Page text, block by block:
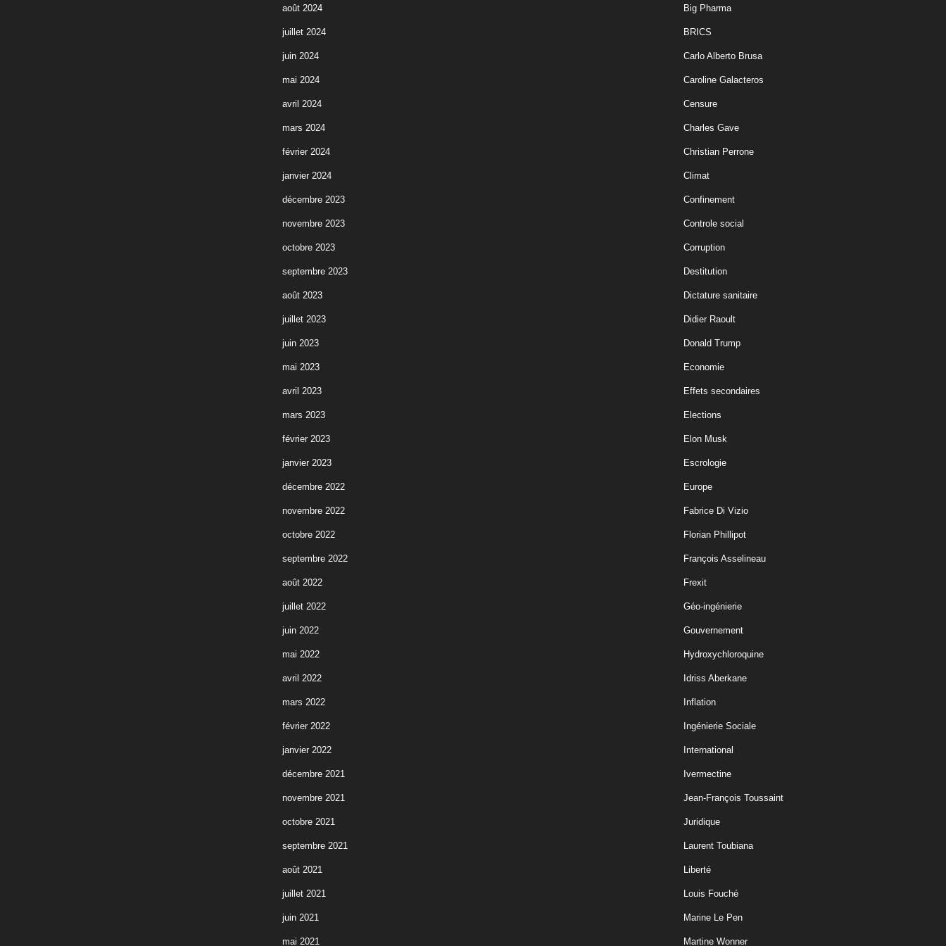
août 2024
juillet 2024
juin 2024
mai 2024
avril 2024
mars 2024
février 2024
janvier 2024
décembre 2023
novembre 2023
octobre 2023
septembre 2023
août 2023
juillet 2023
juin 2023
mai 2023
avril 2023
mars 2023
février 2023
janvier 2023
décembre 2022
novembre 2022
octobre 2022
septembre 2022
août 2022
juillet 2022
juin 2022
mai 2022
avril 2022
mars 2022
février 2022
janvier 2022
décembre 2021
novembre 2021
octobre 2021
septembre 2021
août 2021
juillet 2021
juin 2021
mai 2021
Big Pharma
BRICS
Carlo Alberto Brusa
Caroline Galacteros
Censure
Charles Gave
Christian Perrone
Climat
Confinement
Controle social
Corruption
Destitution
Dictature sanitaire
Didier Raoult
Donald Trump
Economie
Effets secondaires
Elections
Elon Musk
Escrologie
Europe
Fabrice Di Vizio
Florian Phillipot
François Asselineau
Frexit
Géo-ingénierie
Gouvernement
Hydroxychloroquine
Idriss Aberkane
Inflation
Ingénierie Sociale
International
Ivermectine
Jean-François Toussaint
Juridique
Laurent Toubiana
Liberté
Louis Fouché
Marine Le Pen
Martine Wonner